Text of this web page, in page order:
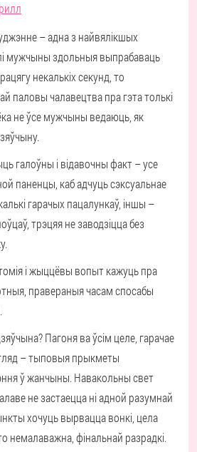
– адна з найвялікшых
мужчыны здольныя выпрабаваць
некалькіх секунд, то
паловы чалавецтва пра гэта толькі
не ўсе мужчыны ведаюць, як
галоўны і відавочны факт – усе
паненцы, каб адчуць сэксуальнае
гарачых пацалункаў, іншы –
трэцяя не заводзіцца без
і жыццёвы вопыт кажуць пра
правераныя часам спосабы
Пагоня ва ўсім целе, гарачае
– тыповыя прыкметы
ў жанчыны. Навакольны свет
не застаецца ні адной разумнай
хочуць вырвацца вонкі, цела
немалаважна, фінальнай разрадкі.